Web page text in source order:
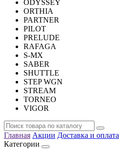
ODYSSEY
ORTHIA
PARTNER
PILOT
PRELUDE
RAFAGA
S-MX
SABER
SHUTTLE
STEP WGN
STREAM
TORNEO
VIGOR
Главная Акции Доставка и оплата
Категории